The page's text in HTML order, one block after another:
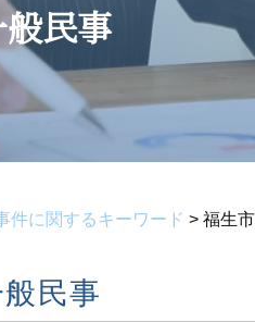
民事
件に関するキーワード >福生
民事